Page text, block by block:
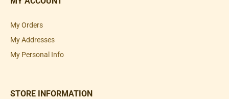
My Orders
My Addresses
My Personal Info
STORE INFORMATION